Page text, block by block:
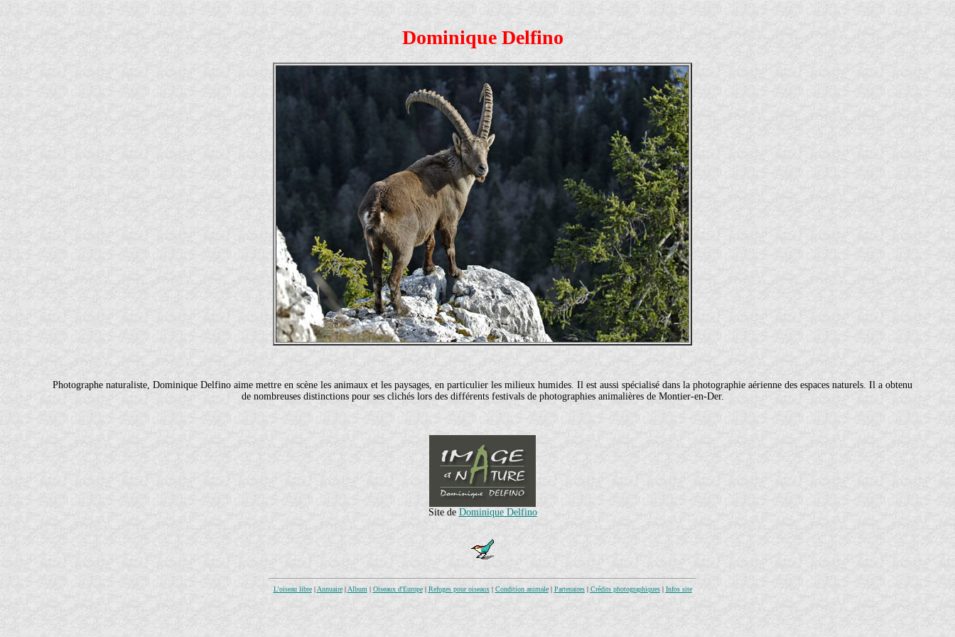
Dominique Delfino
Photographe naturaliste, Dominique Delfino aime mettre en scène les animaux et les paysages, en particulier les milieux humides. Il est aussi spécialisé dans la photographie aérienne des espaces naturels. Il a obtenu
de nombreuses distinctions pour ses clichés lors des différents festivals de photographies animalières de Montier-en-Der.
Site de Dominique Delfino
L'oiseau libre|Annuaire|Album| Oiseaux d'Europe| Refuges pour oiseaux| Condition animale| Partenaires| Crédits photographiques| Infos site